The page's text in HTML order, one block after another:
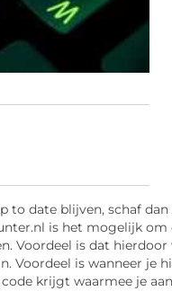
to date blijven, schaf
is het mogelijk
Voordeel is dat hierdoor
Voordeel is wanneer je
krijgt waarmee je